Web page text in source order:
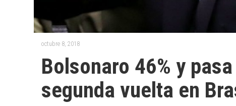
octubre 8, 2018
Bolsonaro 46% y
segunda vuelta en